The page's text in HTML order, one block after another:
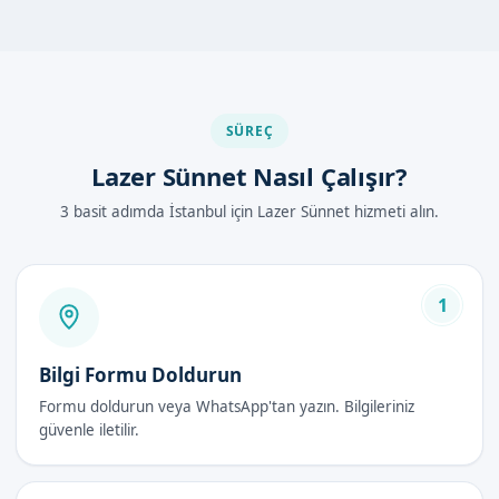
Yapılır?
sünnet işlemi, lokal anestezi altında yapılır ve yaklaşık 10-15
dakika sürer.
kullanılarak sünnet bölgesinin çıkarılması sağlanır. İşlem
sonunda, sünnet bölgesine gerekli bakımlar yapılır ve hasta
taburcu edilir.
Lazer Sünnet Avantajları
SÜREÇ
Lazer Sünnet Nasıl Çalışır?
3 basit adımda İstanbul için Lazer Sünnet hizmeti alın.
1
Bilgi Formu Doldurun
Formu doldurun veya WhatsApp'tan yazın. Bilgileriniz
güvenle iletilir.